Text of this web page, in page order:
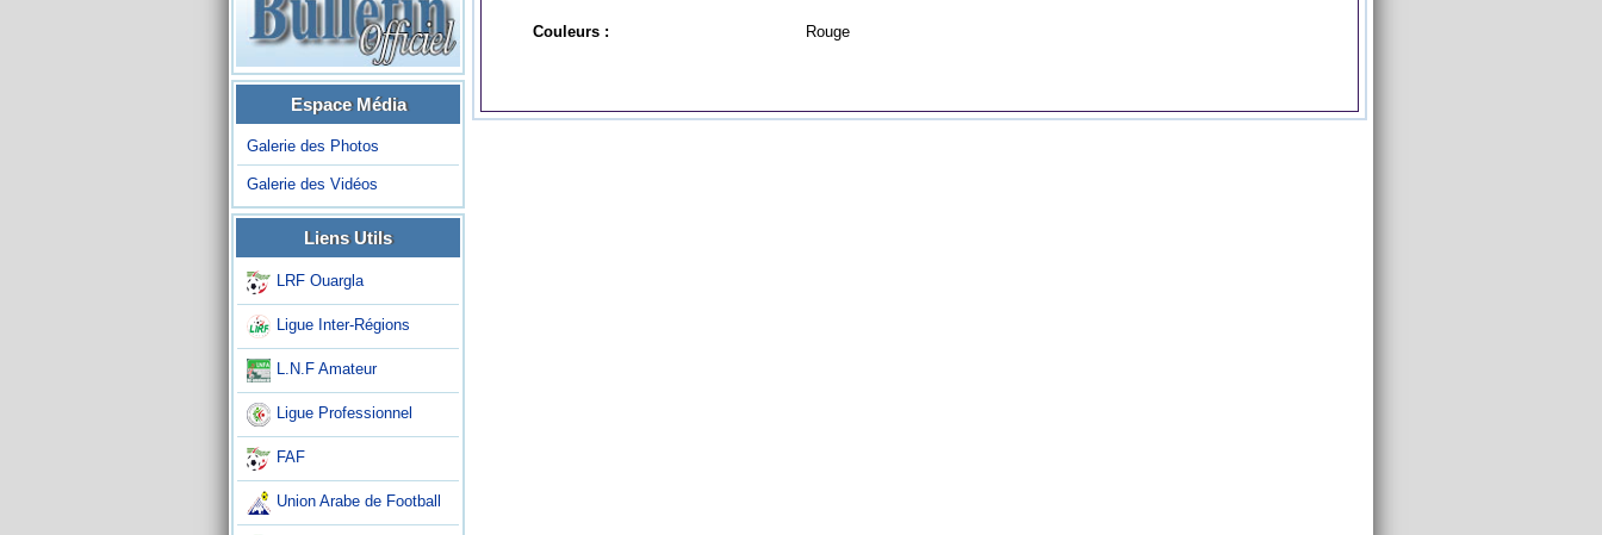
Espace Média
Galerie des Photos
Galerie des Vidéos
Liens Utils
LRF Ouargla
Ligue Inter-Régions
L.N.F Amateur
Ligue Professionnel
FAF
Union Arabe de Football
Couleurs : Rouge